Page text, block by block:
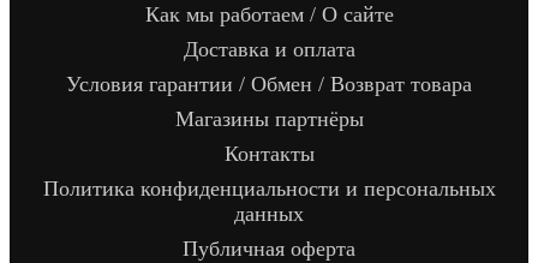
Как мы работаем / О сайте
Доставка и оплата
Условия гарантии / Обмен / Возврат товара
Магазины партнёры
Контакты
Политика конфиденциальности и персональных
данных
Публичная оферта